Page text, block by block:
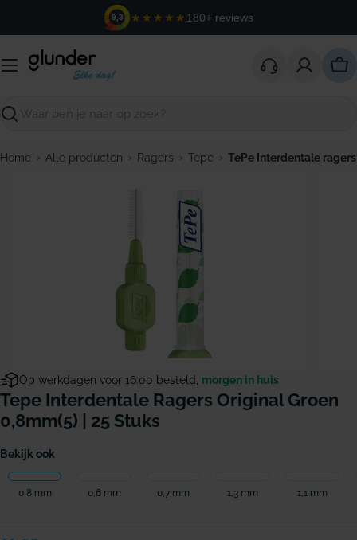
inhoud
9,3 ★★★★★ 180+ reviews
Zoeken
Home › Alle producten › Ragers › Tepe › TePe Interdentale
Open media 0 in modaal venster
Op werkdagen voor 16:00 besteld, morgen in huis
Tepe Interdentale Ragers Original Groen
0,8mm(5) | 25 Stuks
Bekijk ook
0,8 mm 0,6 mm 0,7 mm 1,3 mm 1,1 mm